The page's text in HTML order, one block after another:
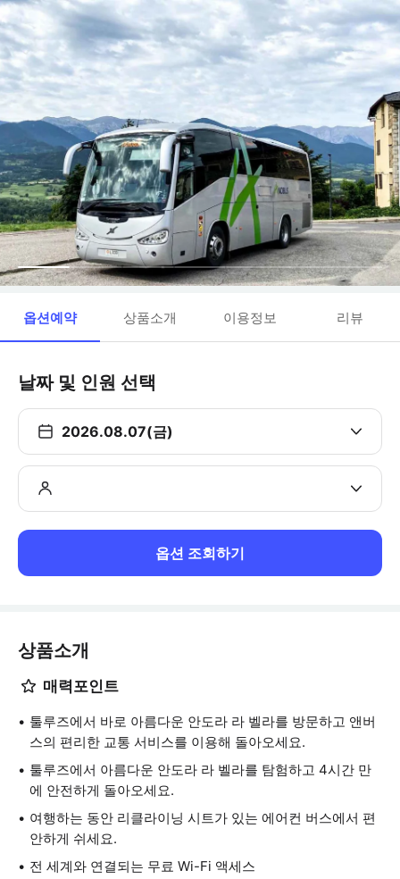
옵션예약 상품소개 이용정보 리뷰
날짜 및 인원 선택
2026.08.07(금)
옵션 조회하기
상품소개
매력포인트
툴루즈에서 바로 아름다운 안도라 라 벨라를 방문하고 앤버
스의 편리한 교통 서비스를 이용해 돌아오세요.
툴루즈에서 아름다운 안도라 라 벨라를 탐험하고 4시간 만
에 안전하게 돌아오세요.
여행하는 동안 리클라이닝 시트가 있는 에어컨 버스에서 편
안하게 쉬세요.
전 세계와 연결되는 무료 Wi-Fi 액세스